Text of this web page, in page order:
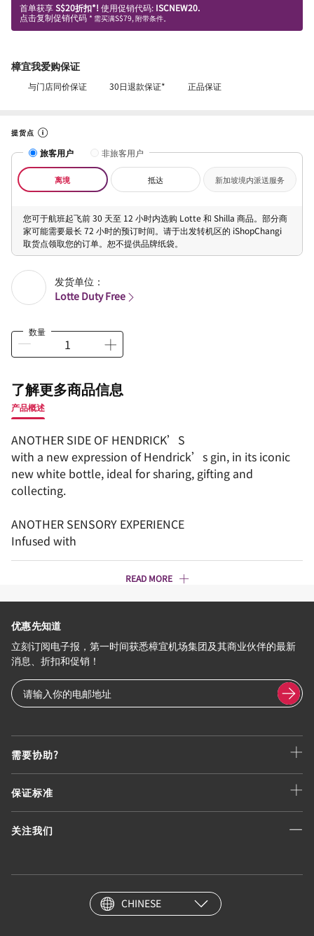
首单获享S$20折扣*! 使用促销代码: ISCNEW20.
点击复制促销代码 * 需买满S$79, 附带条件。
樟宜我爱购保证
与门店同价保证 30日退款保证* 正品保证
提货点
旅客用户 非旅客用户
离境 抵达 新加坡境内派送服务
您可于航班起飞前 30 天至 12 小时内选购 Lotte 和 Shilla 商品。部分商
家可能需要最长 72 小时的预订时间。请于出发转机区的 iShopChangi
取货点领取您的订单。恕不提供品牌纸袋。
发货单位：
Lotte Duty Free
数量
了解更多商品信息
产品概述
ANOTHER SIDE OF HENDRICK’S​
with a new expression of Hendrick’s gin, in its iconic
new white bottle, ideal for sharing, gifting and
collecting.​
ANOTHER SENSORY EXPERIENCE ​
Infused with
READ MORE
需要协助?
保证标准
关注我们
优惠先知道
立刻订阅电子报，第一时间获悉樟宜机场集团及其商业伙伴的最新
消息、折扣和促销！
CHINESE